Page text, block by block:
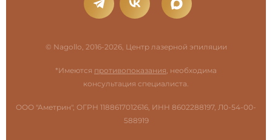
© Nagollo, 2016-2026, Центр лазерной эпиляции
*Имеются противопоказания, необходима
консультация специалиста.
ООО "Аметрин", ОГРН 1188617012616, ИНН 8602288197, Л0-54-00-
588919